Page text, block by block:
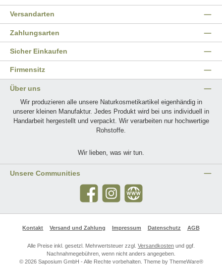
Versandarten
Sicher Einkaufen
Zahlungsarten
Firmensitz
Über uns
Wir produzieren alle unsere Naturkosmetikartikel eigenhändig in
unserer kleinen Manufaktur. Jedes Produkt wird bei uns individuell in
Handarbeit hergestellt und verpackt. Wir verarbeiten nur hochwertige
Rohstoffe.
Wir lieben, was wir tun.
Unsere Communities
Facebook InstagramWebsite
Kontakt Versand und Zahlung Impressum Datenschutz AGB
Alle Preise inkl. gesetzl. Mehrwertsteuer zzgl. Versandkosten und ggf.
Nachnahmegebühren, wenn nicht anders angegeben.
© 2026 Saposium GmbH - Alle Rechte vorbehalten. Theme by ThemeWare®